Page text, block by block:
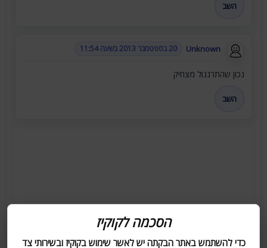
השב
Unknown 20 בספטמבר 2013 בשעה 11:54
נכון שהתרנגול מצחיק
השב
הסכמה לקוקיז
כדי להשתמש באתר הבקתה יש לאשר שימוש בקוקיז ובשירותי צד